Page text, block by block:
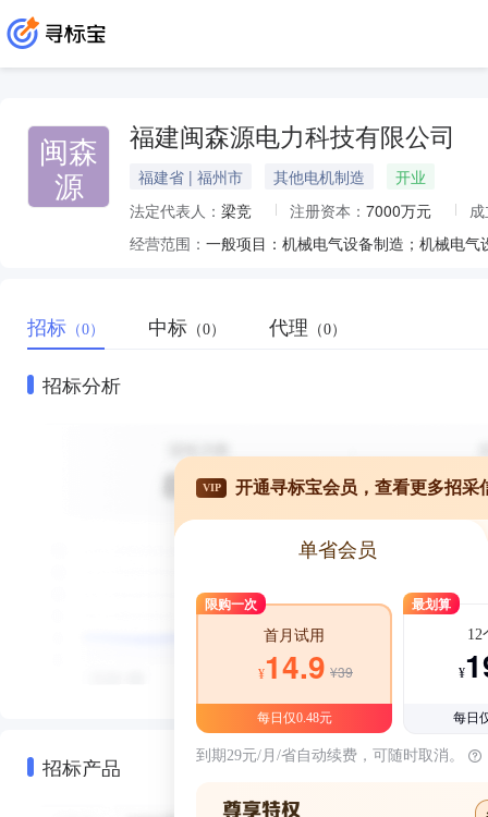
闽森
源
福建闽森源电力科技有限公司
福建省 | 福州市 其他电机制造
开业
法定代表人： 梁竞 注册资本： 7000万元
经营范围：
招标 （0） 中标 （0） 代理 （0）
招标分析
招标产品
VIP 开通寻标宝会员，查看更多招采
单省会员
限购一次
首月试用
¥14.9 ¥39
每日仅0.48元
最划算
12
¥
每日
到期29元/月/省自动续费，可随时取消。